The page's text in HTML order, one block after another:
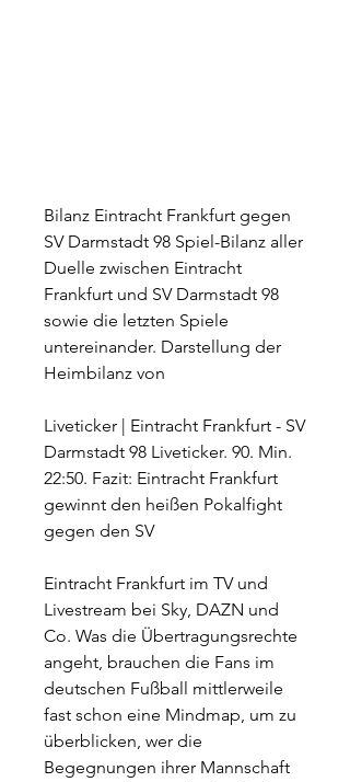
Bilanz Eintracht Frankfurt gegen
SV Darmstadt 98 Spiel-Bilanz aller
Duelle zwischen Eintracht
Frankfurt und SV Darmstadt 98
sowie die letzten Spiele
untereinander. Darstellung der
Heimbilanz von
Liveticker | Eintracht Frankfurt - SV
Darmstadt 98 Liveticker. 90. Min.
22:50. Fazit: Eintracht Frankfurt
gewinnt den heißen Pokalfight
gegen den SV
Eintracht Frankfurt im TV und
Livestream bei Sky, DAZN und
Co. Was die Übertragungsrechte
angeht, brauchen die Fans im
deutschen Fußball mittlerweile
fast schon eine Mindmap, um zu
überblicken, wer die
Begegnungen ihrer Mannschaft